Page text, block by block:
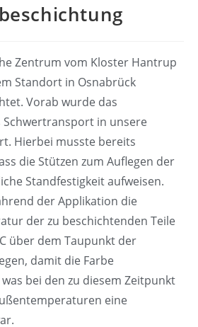
Zentrum vom Kloster Hantrup
Standort in Osnabrück
Vorab wurde das
in unsere
Hierbei musste bereits
die Stützen zum Auflegen der
Standfestigkeit aufweisen.
der Applikation die
der zu beschichtenden Teile
über dem Taupunkt der
damit die Farbe
bei den zu diesem Zeitpunkt
eine